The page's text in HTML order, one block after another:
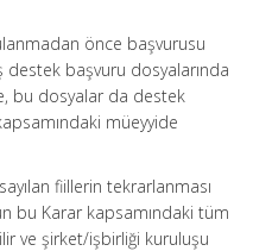
önce başvurusu
destek başvuru dosyalarında
bu dosyalar da destek
müeyyide
fiillerin tekrarlanması
bu Karar kapsamındaki tüm
ve şirket/işbirliği kuruluşu